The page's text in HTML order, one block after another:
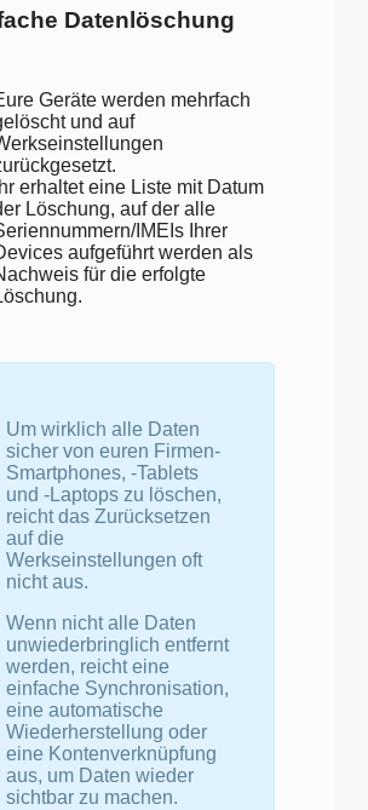
Datenlöschung
Geräte werden mehrfach
und auf
Ihr erhaltet eine Liste mit Datum
Löschung, auf der alle
IMEIs Ihrer
aufgeführt werden als
für die erfolgte
Um wirklich alle Daten
sicher von euren Firmen-
Smartphones, -Tablets
und -Laptops zu löschen,
reicht das Zurücksetzen
auf die
Werkseinstellungen oft
nicht aus.
Wenn nicht alle Daten
unwiederbringlich entfernt
werden, reicht eine
einfache Synchronisation,
eine automatische
Wiederherstellung oder
eine Kontenverknüpfung
aus, um Daten wieder
sichtbar zu machen.